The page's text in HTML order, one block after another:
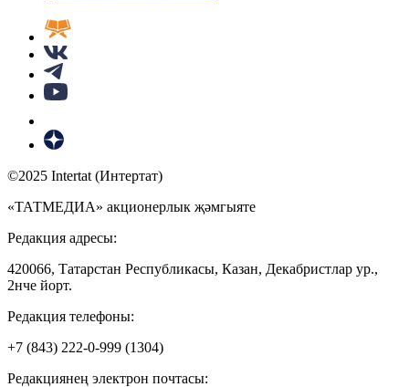
©2025 Intertat (Интертат)
«ТАТМЕДИА» акционерлык җәмгыяте
Редакция адресы:
420066, Татарстан Республикасы, Казан, Декабристлар ур.,
2нче йорт.
Редакция телефоны:
+7 (843) 222-0-999 (1304)
Редакциянең электрон почтасы: